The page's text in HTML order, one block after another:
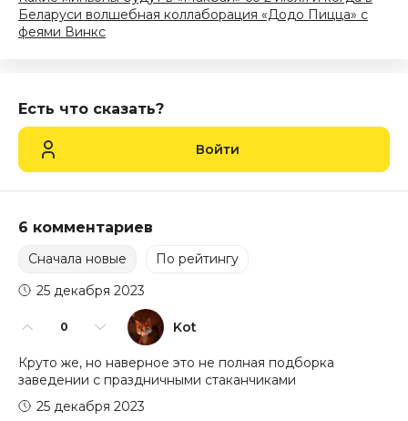
Беларуси волшебная коллаборация «Додо Пицца» с
феями Винкс
Есть что сказать?
Войти
6 комментариев
Сначала новые По рейтингу
0 Kot
25 декабря 2023
Круто же, но наверное это не полная подборка
заведении с праздничными стаканчиками
25 декабря 2023